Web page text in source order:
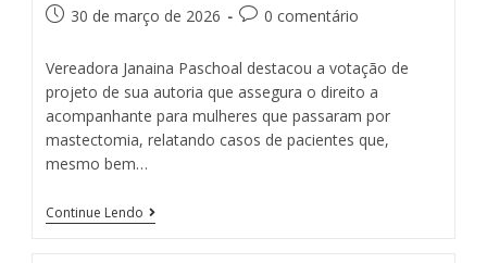
30 de março de 2026 0 comentário
Vereadora Janaina Paschoal destacou a votação de
projeto de sua autoria que assegura o direito a
acompanhante para mulheres que passaram por
mastectomia, relatando casos de pacientes que,
mesmo bem…
Continue Lendo